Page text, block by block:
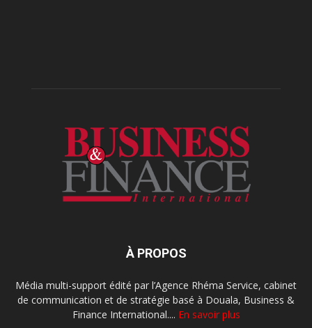
À PROPOS
Média multi-support édité par l’Agence Rhéma Service, cabinet
de communication et de stratégie basé à Douala, Business &
Finance International.... En savoir plus